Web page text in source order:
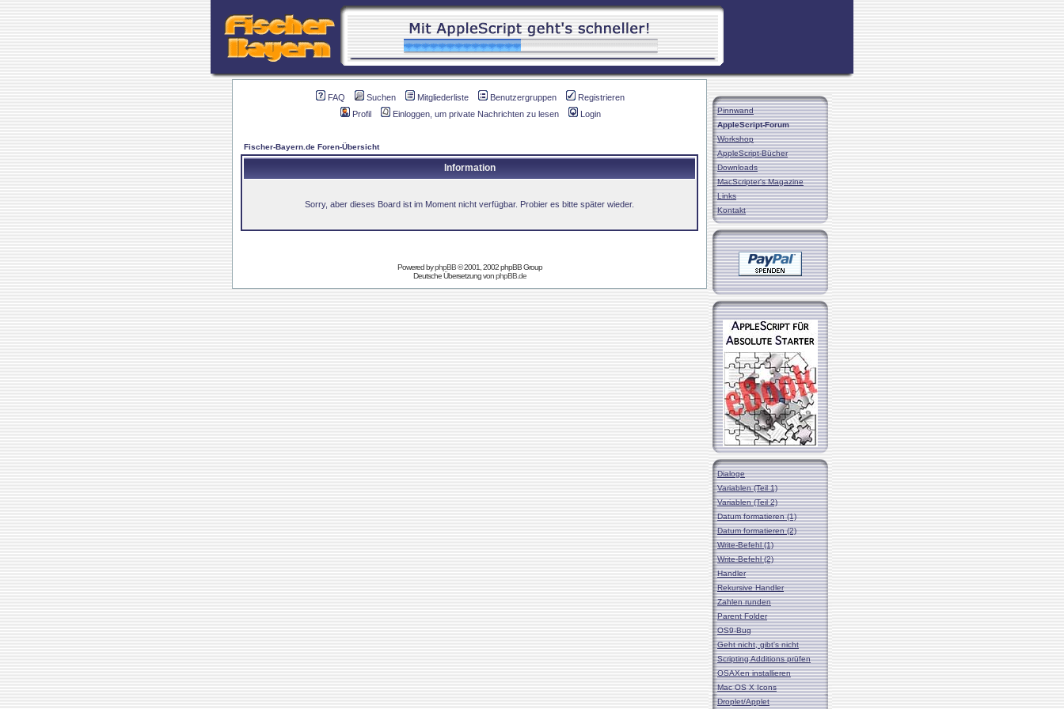
FAQ Suchen Mitgliederliste Benutzergruppen
Registrieren
Profil
Einloggen, um private Nachrichten zu lesen Login
Fischer-Bayern.de Foren-Übersicht
Information
Sorry, aber dieses Board ist im Moment nicht verfügbar. Probier es bitte später wieder.
Powered byphpBB© 2001, 2002 phpBB Group
Deutsche Übersetzung vonphpBB.de
Pinnwand
AppleScript-Forum
Workshop
AppleScript-Bücher
Downloads
MacScripter's Magazine
Links
Kontakt
Dialoge
Variablen (Teil 1)
Variablen (Teil 2)
Datum formatieren (1)
Datum formatieren (2)
Write-Befehl (1)
Write-Befehl (2)
Handler
Rekursive Handler
Zahlen runden
Parent Folder
OS9-Bug
Geht nicht, gibt's nicht
Scripting Additions prüfen
OSAXen installieren
Mac OS X Icons
Droplet/Applet